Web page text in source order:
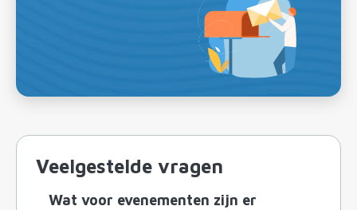
Veelgestelde vragen
Wat voor evenementen zijn er